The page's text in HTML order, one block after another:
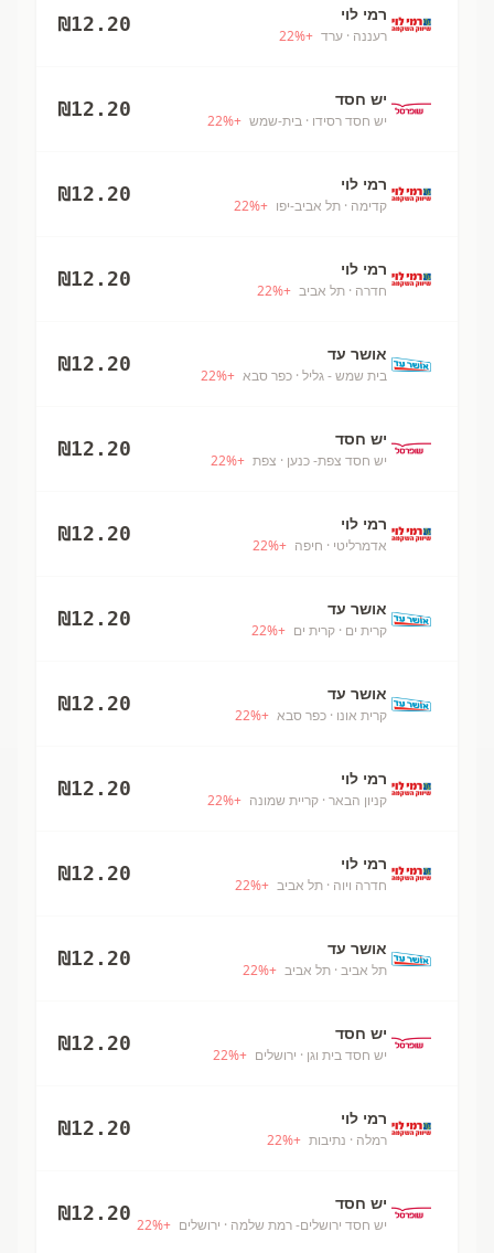
רמי לוי
רעננה · ערד +
22%
₪12.20
יש חסד
יש חסד רסידו · בית-שמש +
22%
₪12.20
רמי לוי
קדימה · תל אביב-יפו +
22%
₪12.20
רמי לוי
חדרה · תל אביב +
22%
₪12.20
אושר עד
בית שמש - גליל · כפר סבא +
22%
₪12.20
יש חסד
יש חסד צפת- כנען · צפת +
22%
₪12.20
רמי לוי
אדמרליטי · חיפה +
22%
₪12.20
אושר עד
קרית ים · קרית ים +
22%
₪12.20
אושר עד
קרית אונו · כפר סבא +
22%
₪12.20
רמי לוי
קניון הבאר · קריית שמונה +
22%
₪12.20
רמי לוי
חדרה ויוה · תל אביב +
22%
₪12.20
אושר עד
תל אביב · תל אביב +
22%
₪12.20
יש חסד
יש חסד בית וגן · ירושלים +
22%
₪12.20
רמי לוי
רמלה · נתיבות +
22%
₪12.20
יש חסד
יש חסד ירושלים- רמת שלמה · ירושלים +
22%
₪12.20